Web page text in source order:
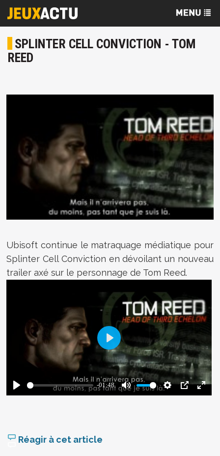
SPLINTER CELL CONVICTION - TOM
REED
Ubisoft continue le matraquage médiatique pour
Splinter Cell Conviction en dévoilant un nouveau
trailer axé sur le personnage de Tom Reed.
Réagir à cet article